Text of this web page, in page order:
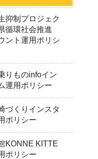
抑制プロジェク
循環社会推進
ント運用ポリシ
りものinfoイン
運用ポリシー
づくりインスタ
ポリシー
KONNE KITTE
ポリシー